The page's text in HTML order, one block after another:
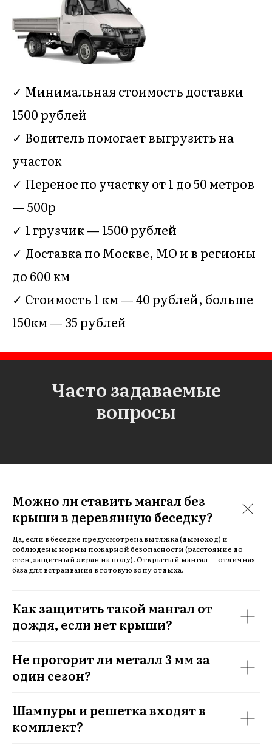
✓ Минимальная стоимость доставки
1500 рублей
✓ Водитель помогает выгрузить на
участок
✓ Перенос по участку от 1 до 50 метров
— 500р
✓ 1 грузчик — 1500 рублей
✓ Доставка по Москве, МО и в регионы
до 600 км
✓ Стоимость 1 км — 40 рублей, больше
150км — 35 рублей
Часто задаваемые
вопросы
Можно ли ставить мангал без
крыши в деревянную беседку?
Да, если в беседке предусмотрена вытяжка (дымоход) и
соблюдены нормы пожарной безопасности (расстояние до
стен, защитный экран на полу). Открытый мангал — отличная
база для встраивания в готовую зону отдыха.
Как защитить такой мангал от
дождя, если нет крыши?
Не прогорит ли металл 3 мм за
один сезон?
Шампуры и решетка входят в
комплект?